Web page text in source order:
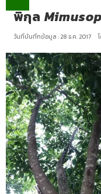
พิกุล
วันที่บันทึกข้อมูล : 28 ธ.ค. 2017